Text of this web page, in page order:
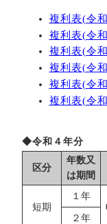
複利表(令
複利表(令
複利表(令
複利表(令
複利表(令
複利表(令
◆令和４年分 【
区分
年数又
は期間
短期
１年
２年